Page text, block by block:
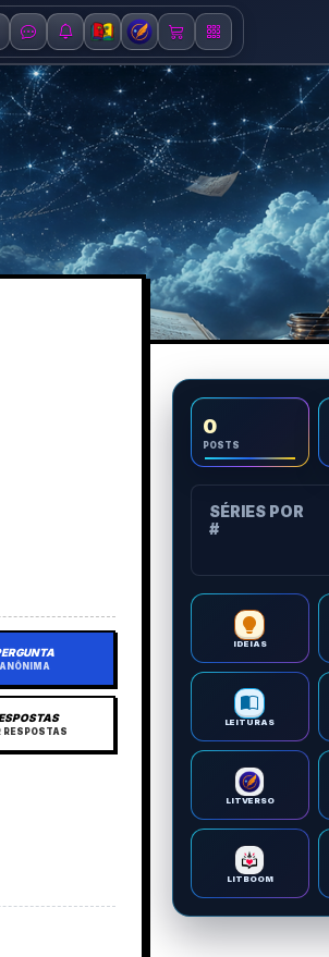
ANÔNIMA
RESPOSTAS
0
POSTS
SÉRIES POR
#
IDEIAS
LEITURAS
LITVERSO
LITBOOM